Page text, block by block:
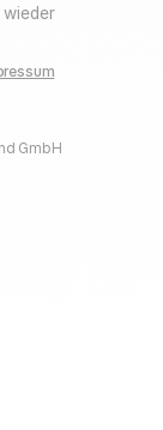
wieder
GmbH